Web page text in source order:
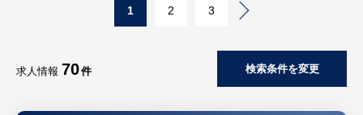
えるスキルを持っていると理想的であり、引
る場合は対応したいと考えております。
※詳細は面談時にお伝えします
1 2 3
求人情報 70件 検索条件を変更